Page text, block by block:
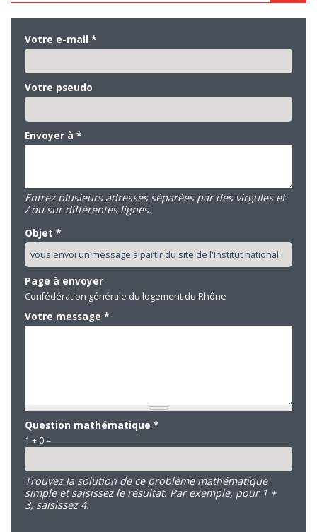
Votre e-mail *
Votre pseudo
Envoyer à *
Entrez plusieurs adresses séparées par des virgules et
/ ou sur différentes lignes.
Objet *
Page à envoyer
Confédération générale du logement du Rhône
Votre message *
Question mathématique *
1 + 0 =
Trouvez la solution de ce problème mathématique
simple et saisissez le résultat. Par exemple, pour 1 +
3, saisissez 4.